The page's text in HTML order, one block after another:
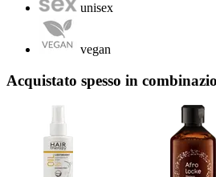
unisex
vegan
Acquistato spesso in